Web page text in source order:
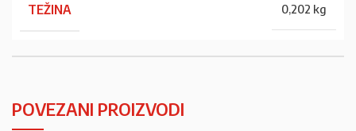
TEŽINA 0,202 kg
POVEZANI PROIZVODI